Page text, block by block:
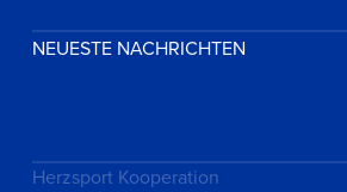
NEUESTE NACHRICHTEN
Herzsport Kooperation